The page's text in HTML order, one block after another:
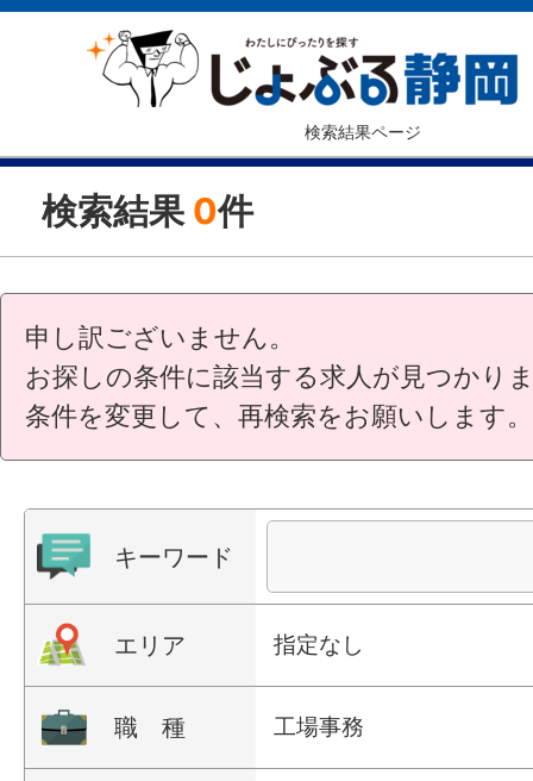
検索結果ページ
検索結果 0件
申し訳ございません。
お探しの条件に該当する求人が見つかり
条件を変更して、再検索をお願いします。
キーワード
エリア 指定なし
職 種 工場事務